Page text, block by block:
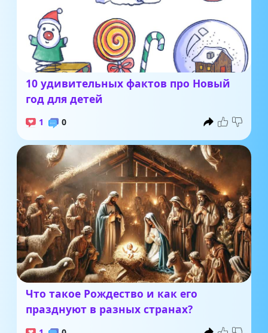
10 удивительных фактов про Новый
год для детей
1 0
Что такое Рождество и как его
празднуют в разных странах?